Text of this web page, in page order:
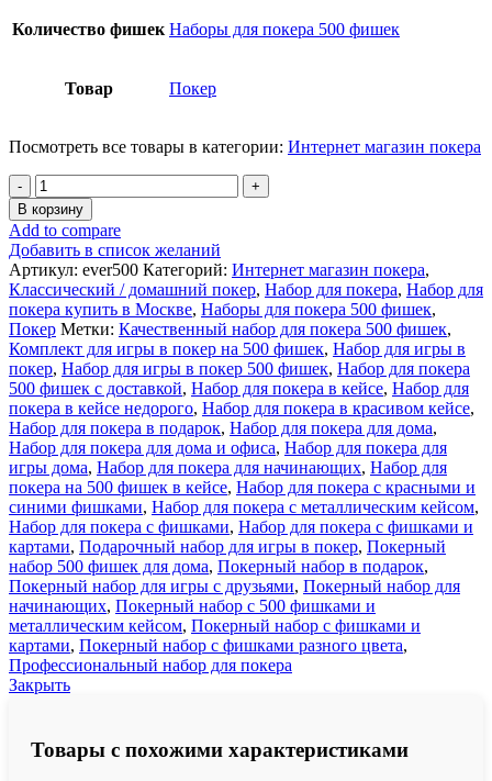
Количество фишек Наборы для покера 500 фишек
Товар Покер
Посмотреть все товары в категории: Интернет магазин покера
Количество
товара
Набор
для
покера
Everest
на
500
фишек
-
на
высоте
азарта
В корзину
Add to compare
Добавить в список желаний
Артикул: ever500 Категорий: Интернет магазин покера,
Классический / домашний покер, Набор для покера, Набор для
покера купить в Москве, Наборы для покера 500 фишек,
Покер Метки: Качественный набор для покера 500 фишек,
Комплект для игры в покер на 500 фишек, Набор для игры в
покер, Набор для игры в покер 500 фишек, Набор для покера
500 фишек с доставкой, Набор для покера в кейсе, Набор для
покера в кейсе недорого, Набор для покера в красивом кейсе,
Набор для покера в подарок, Набор для покера для дома,
Набор для покера для дома и офиса, Набор для покера для
игры дома, Набор для покера для начинающих, Набор для
покера на 500 фишек в кейсе, Набор для покера с красными и
синими фишками, Набор для покера с металлическим кейсом,
Набор для покера с фишками, Набор для покера с фишками и
картами, Подарочный набор для игры в покер, Покерный
набор 500 фишек для дома, Покерный набор в подарок,
Покерный набор для игры с друзьями, Покерный набор для
начинающих, Покерный набор с 500 фишками и
металлическим кейсом, Покерный набор с фишками и
картами, Покерный набор с фишками разного цвета,
Профессиональный набор для покера
Закрыть
Товары с похожими характеристиками